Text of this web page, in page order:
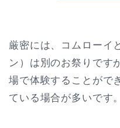
厳密には、コムローイ
ン）は別のお祭りです
場で体験することがで
ている場合が多いです。